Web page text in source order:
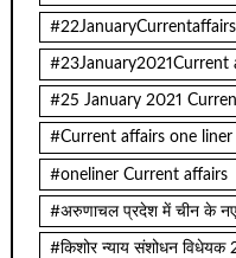
#22JanuaryCurrentaffairs
#23January2021Current
#25 January 2021
#Current affairs one liner
#oneliner Current affairs
#अरुणाचल प्रदेश में चीन के नए
#किशोर न्याय संशोधन विधेयक